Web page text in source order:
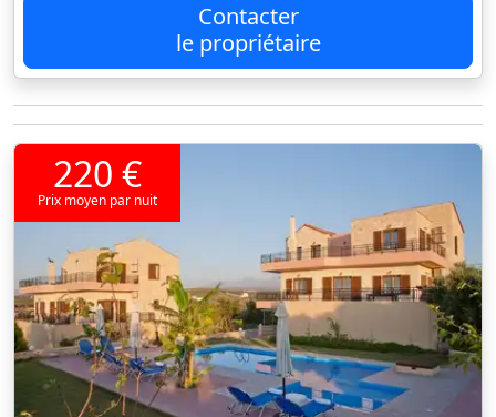
Contacter
le propriétaire
220 €
Prix moyen par nuit